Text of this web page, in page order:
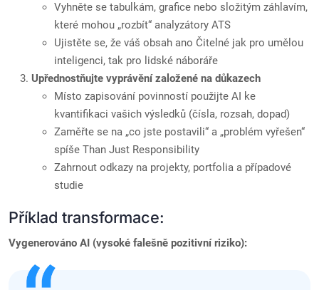
Vyhněte se tabulkám, grafice nebo složitým záhlavím,
které mohou „rozbít“ analyzátory ATS
Ujistěte se, že váš obsah ano Čitelné jak pro umělou
inteligenci, tak pro lidské náboráře
Upřednostňujte vyprávění založené na důkazech
Místo zapisování povinností použijte AI ke
kvantifikaci vašich výsledků (čísla, rozsah, dopad)
Zaměřte se na „co jste postavili“ a „problém vyřešen“
spíše Than Just Responsibility
Zahrnout odkazy na projekty, portfolia a případové
studie
Příklad transformace:
Vygenerováno AI (vysoké falešně pozitivní riziko):